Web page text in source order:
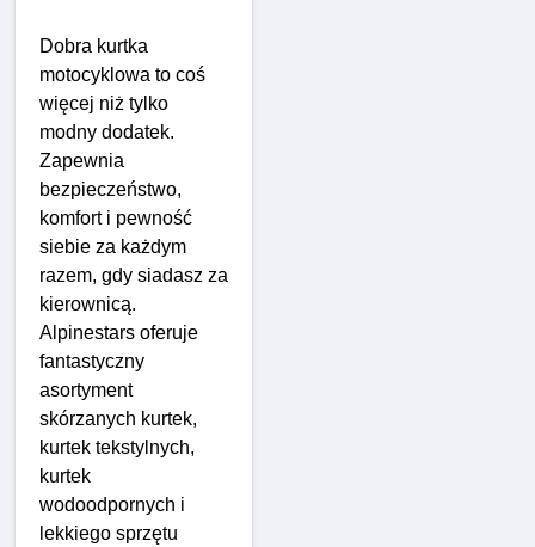
Dobra kurtka
motocyklowa to coś
więcej niż tylko
modny dodatek.
Zapewnia
bezpieczeństwo,
komfort i pewność
siebie za każdym
razem, gdy siadasz za
kierownicą.
Alpinestars oferuje
fantastyczny
asortyment
skórzanych kurtek,
kurtek tekstylnych,
kurtek
wodoodpornych i
lekkiego sprzętu